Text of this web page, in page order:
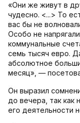
«Они же живут в
чудесно. <...> То
вас бы не
Особо не
коммунальные
семь тысяч евро.
абсолютное
месяц», —
Он выразил
до вечера, так как
его деятельности